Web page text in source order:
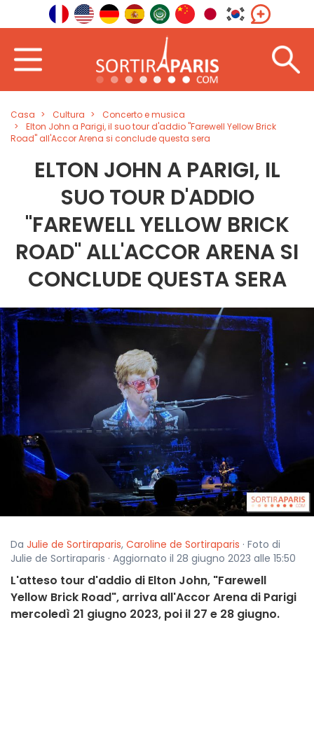
Casa Cultura
Concerto e musica
Elton John a Parigi, il suo tour d'addio "Farewell Yellow Brick
Road" all'Accor Arena si conclude questa sera
ELTON JOHN A PARIGI, IL
SUO TOUR D'ADDIO
"FAREWELL YELLOW BRICK
ROAD" ALL'ACCOR ARENA SI
CONCLUDE QUESTA SERA
Da Julie de Sortiraparis, Caroline de Sortiraparis · Foto di
Julie de Sortiraparis · Aggiornato il 28 giugno 2023 alle 15:50
L'atteso tour d'addio di Elton John, "Farewell
Yellow Brick Road", arriva all'Accor Arena di Parigi
mercoledì 21 giugno 2023, poi il 27 e 28 giugno.